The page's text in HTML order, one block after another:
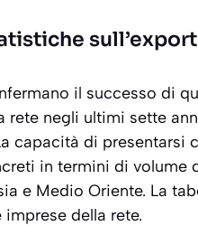
sull’export
il successo di
rete negli ultimi sette
capacità di
in termini di volume
e Medio Oriente. La
della rete.